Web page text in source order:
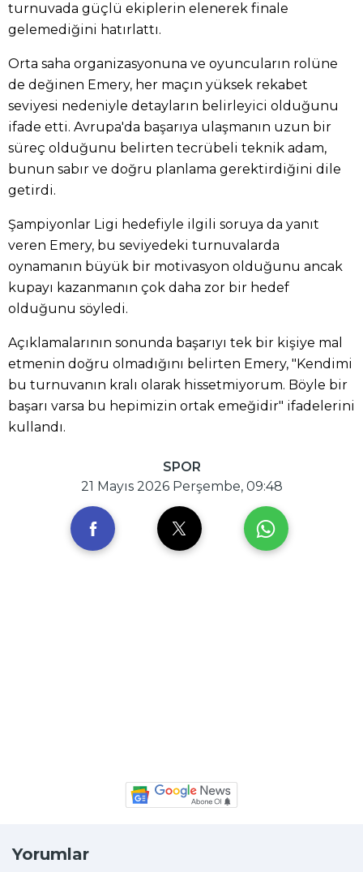
turnuvada güçlü ekiplerin elenerek finale
gelemediğini hatırlattı.
Orta saha organizasyonuna ve oyuncuların rolüne
de değinen Emery, her maçın yüksek rekabet
seviyesi nedeniyle detayların belirleyici olduğunu
ifade etti. Avrupa'da başarıya ulaşmanın uzun bir
süreç olduğunu belirten tecrübeli teknik adam,
bunun sabır ve doğru planlama gerektirdiğini dile
getirdi.
Şampiyonlar Ligi hedefiyle ilgili soruya da yanıt
veren Emery, bu seviyedeki turnuvalarda
oynamanın büyük bir motivasyon olduğunu ancak
kupayı kazanmanın çok daha zor bir hedef
olduğunu söyledi.
Açıklamalarının sonunda başarıyı tek bir kişiye mal
etmenin doğru olmadığını belirten Emery, "Kendimi
bu turnuvanın kralı olarak hissetmiyorum. Böyle bir
başarı varsa bu hepimizin ortak emeğidir" ifadelerini
kullandı.
SPOR
21 Mayıs 2026 Perşembe, 09:48
Yorumlar